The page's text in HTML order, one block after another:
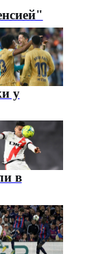
у
в